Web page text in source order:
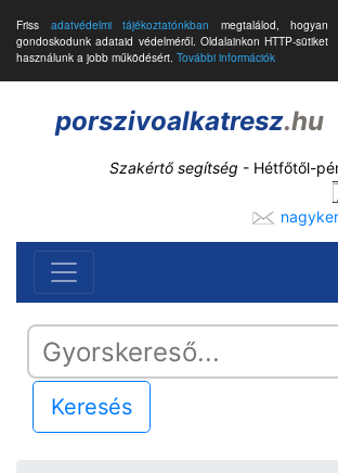
Friss adatvédelmi tájékoztatónkban megtalálod, hogyan
gondoskodunk adataid védelméről. Oldalainkon HTTP-sütiket
használunk a jobb működésért. További információk
porszivoalkatresz.hu
Szakértő segítség - Hétfőtől-
Keresés